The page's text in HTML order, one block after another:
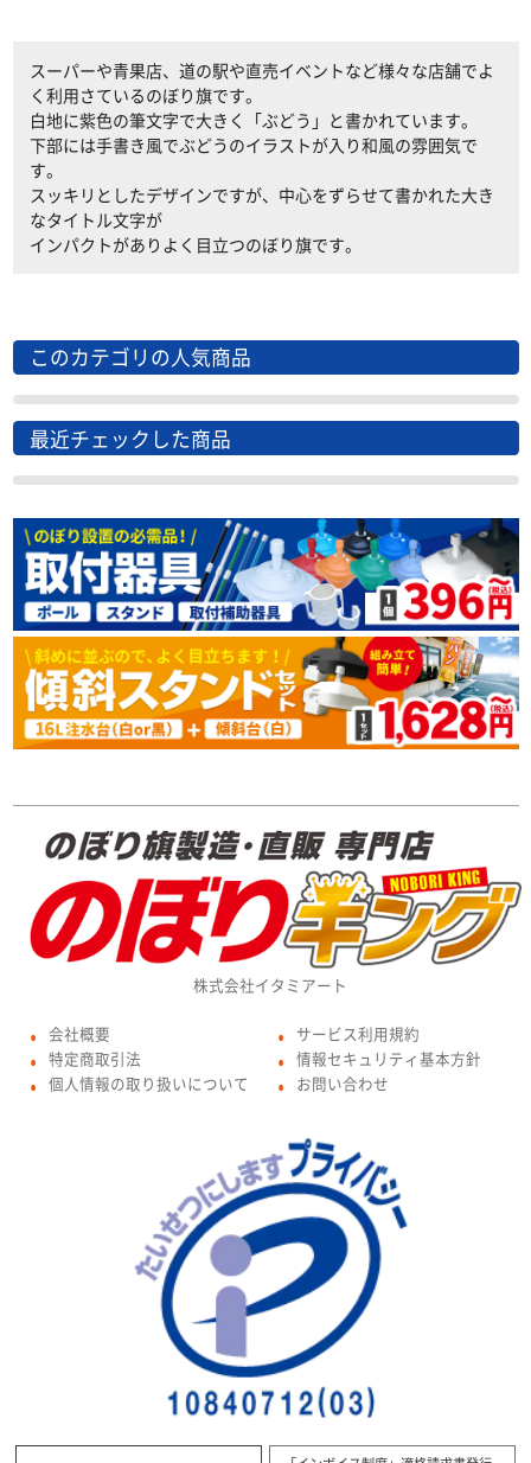
スーパーや青果店、道の駅や直売イベントなど様々な店舗でよ
く利用さているのぼり旗です。
白地に紫色の筆文字で大きく「ぶどう」と書かれています。
下部には手書き風でぶどうのイラストが入り和風の雰囲気で
す。
スッキリとしたデザインですが、中心をずらせて書かれた大き
なタイトル文字が
インパクトがありよく目立つのぼり旗です。
このカテゴリの人気商品
最近チェックした商品
株式会社イタミアート
● 会社概要
● 特定商取引法
● 個人情報の取り扱いについて
● サービス利用規約
● 情報セキュリティ基本方針
● お問い合わせ